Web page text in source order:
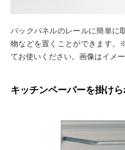
バックパネルのレールに簡単に
物などを置くことができます
てお使いください。画像はイメ
キッチンペーパーを掛け